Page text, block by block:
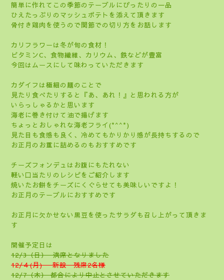
簡単に作れてこの季節のテーブルにぴったりの一品
ひえたっぷりのマッシュポテトを添えて頂きます
骨付き鶏肉を使うので関節での切り方をお話します
カリフラワーは冬が旬の食材！
ビタミンC、食物繊維、カリウム、鉄などが豊富
今回はムースにして味わっていただきます
カダイフは極細の麺のことで
見たり食べたりすると『あ、あれ！』と思われる方が
いらっしゃるかと思います
海老に巻き付けて油で揚げます
ちょっとおしゃれな海老フライ(*^^*)
見た目も食感も良く、冷めてもかりかり感が長持ちするので
お正月のお重に詰めるのもおすすめです
チーズフォンデュはお腹にもたれない
軽い口当たりのレシピをご紹介します
焼いたお餅をチーズにくぐらせても美味しいですよ！
お正月のテーブルにおすすめです
お正月に欠かせない黒豆を使ったサラダも召し上がって頂きま
す
開催予定日は
12/3（日） 満席となりました
12/４(月) 新設 残席2名様
12/7（木） 都合により中止とさせていただきます